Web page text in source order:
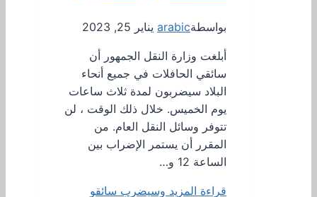
بواسطةarabic يناير 25, 2023
أبلغت وزارة النقل الجمهور أن
سائقي الحافلات في جميع أنحاء
البلاد سيضربون لمدة ثلاث ساعات
يوم الخميس. خلال ذلك الوقت ، لن
تتوفر وسائل النقل العام. من
المقرر أن يستمر الإضراب بين
الساعة 12 و…
قراءة المزيد وسيضرب سائقو